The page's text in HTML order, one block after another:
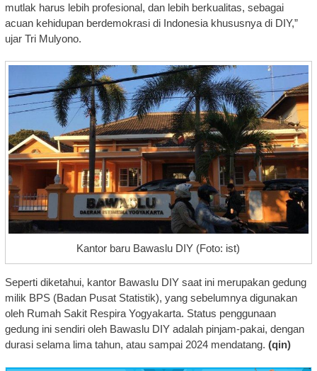
mutlak harus lebih profesional, dan lebih berkualitas, sebagai
acuan kehidupan berdemokrasi di Indonesia khususnya di DIY,”
ujar Tri Mulyono.
Kantor baru Bawaslu DIY (Foto: ist)
Seperti diketahui, kantor Bawaslu DIY saat ini merupakan gedung
milik BPS (Badan Pusat Statistik), yang sebelumnya digunakan
oleh Rumah Sakit Respira Yogyakarta. Status penggunaan
gedung ini sendiri oleh Bawaslu DIY adalah pinjam-pakai, dengan
durasi selama lima tahun, atau sampai 2024 mendatang. (qin)